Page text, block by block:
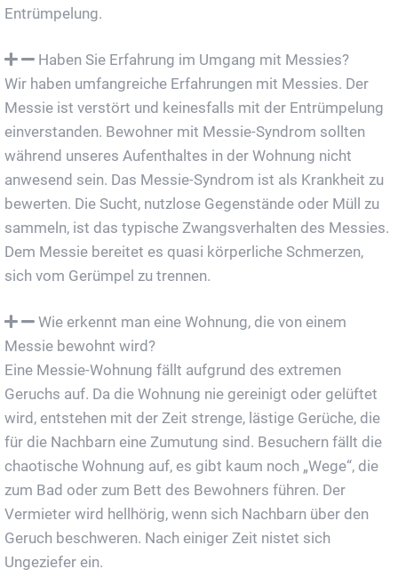
Entrümpelung.
Haben Sie Erfahrung im Umgang mit Messies?
Wir haben umfangreiche Erfahrungen mit Messies. Der
Messie ist verstört und keinesfalls mit der Entrümpelung
einverstanden. Bewohner mit Messie-Syndrom sollten
während unseres Aufenthaltes in der Wohnung nicht
anwesend sein. Das Messie-Syndrom ist als Krankheit zu
bewerten. Die Sucht, nutzlose Gegenstände oder Müll zu
sammeln, ist das typische Zwangsverhalten des Messies.
Dem Messie bereitet es quasi körperliche Schmerzen,
sich vom Gerümpel zu trennen.
Wie erkennt man eine Wohnung, die von einem
Messie bewohnt wird?
Eine Messie-Wohnung fällt aufgrund des extremen
Geruchs auf. Da die Wohnung nie gereinigt oder gelüftet
wird, entstehen mit der Zeit strenge, lästige Gerüche, die
für die Nachbarn eine Zumutung sind. Besuchern fällt die
chaotische Wohnung auf, es gibt kaum noch „Wege“, die
zum Bad oder zum Bett des Bewohners führen. Der
Vermieter wird hellhörig, wenn sich Nachbarn über den
Geruch beschweren. Nach einiger Zeit nistet sich
Ungeziefer ein.